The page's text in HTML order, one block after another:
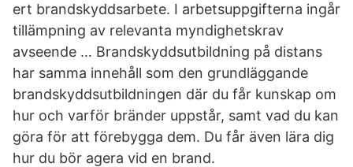
ert brandskyddsarbete. I arbetsuppgifterna ingår
tillämpning av relevanta myndighetskrav
avseende … Brandskyddsutbildning på distans
har samma innehåll som den grundläggande
brandskyddsutbildningen där du får kunskap om
hur och varför bränder uppstår, samt vad du kan
göra för att förebygga dem. Du får även lära dig
hur du bör agera vid en brand.